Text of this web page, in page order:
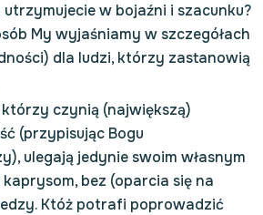
w bojaźni i szacunku?
My wyjaśniamy w szczegółach
dla ludzi, którzy zastanowią
którzy czynią (największą)
(przypisując Bogu
ulegają jedynie swoim własnym
bez (oparcia się na
Któż potrafi poprowadzić